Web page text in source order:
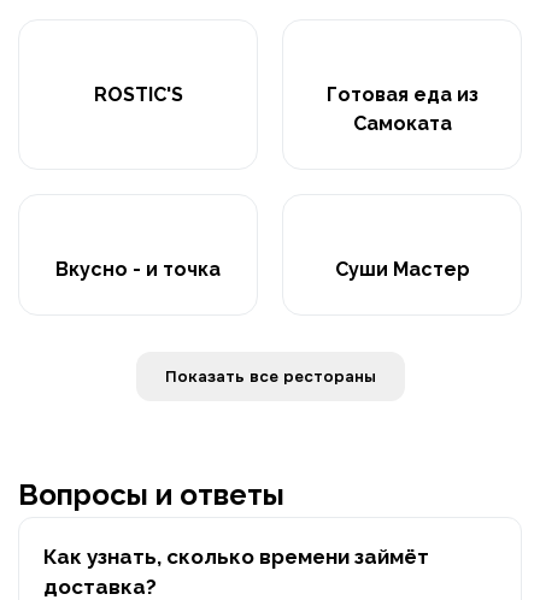
ROSTIC'S
Готовая еда из
Самоката
Вкусно - и точка Суши Мастер
Показать все рестораны
Вопросы и ответы
Как узнать, сколько времени займёт
доставка?